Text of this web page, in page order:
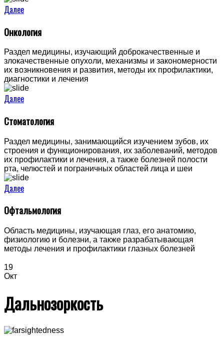
Далее
Онкология
Раздел медицины, изучающий доброкачественные и
злокачественные опухоли, механизмы и закономерности
их возникновения и развития, методы их профилактики,
диагностики и лечения
Далее
Стоматология
Раздел медицины, занимающийся изучением зубов, их
строения и функционирования, их заболеваний, методов
их профилактики и лечения, а также болезней полости
рта, челюстей и пограничных областей лица и шеи
Далее
Офтальмология
Область медицины, изучающая глаз, его анатомию,
физиологию и болезни, а также разрабатывающая
методы лечения и профилактики глазных болезней
19
Окт
Дальнозоркость